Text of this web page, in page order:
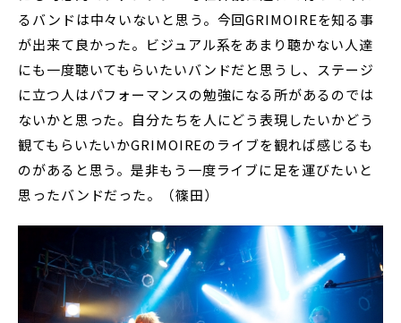
るバンドは中々いないと思う。今回GRIMOIREを知る事
が出来て良かった。ビジュアル系をあまり聴かない人達
にも一度聴いてもらいたいバンドだと思うし、ステージ
に立つ人はパフォーマンスの勉強になる所があるのでは
ないかと思った。自分たちを人にどう表現したいかどう
観てもらいたいかGRIMOIREのライブを観れば感じるも
のがあると思う。是非もう一度ライブに足を運びたいと
思ったバンドだった。（篠田）